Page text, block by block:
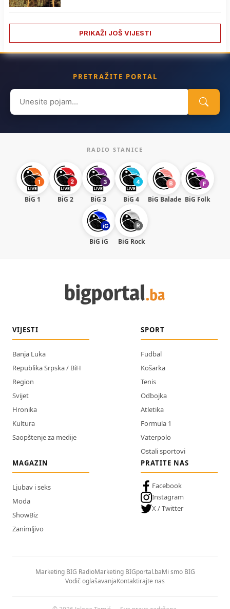
PRIKAŽI JOŠ VIJESTI
PRETRAŽITE PORTAL
Search
for:
RADIO STANICE
BiG 1 BiG 2 BiG 3 BiG 4 BiG Balade BiG Folk
BiG iG BiG Rock
VIJESTI
Banja Luka
Republika Srpska / BiH
Region
Svijet
Hronika
Kultura
Saopštenje za medije
SPORT
Fudbal
Košarka
Tenis
Odbojka
Atletika
Formula 1
Vaterpolo
Ostali sportovi
MAGAZIN
Ljubav i seks
Moda
ShowBiz
Zanimljivo
PRATITE NAS
Facebook
Instagram
X / Twitter
Marketing BIG RadioMarketing BIGportal.baMi smo BIG
Vodič oglašavanjaKontaktirajte nas